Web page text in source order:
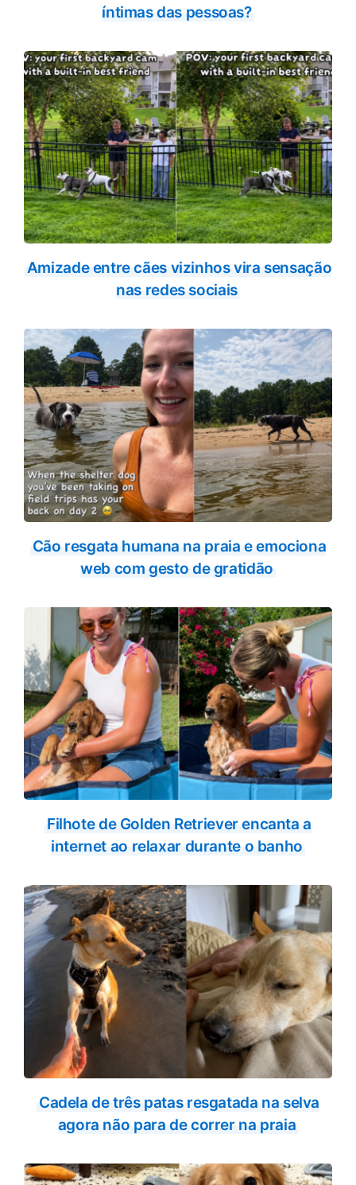
íntimas das pessoas?
Amizade entre cães vizinhos vira sensação
nas redes sociais
Cão resgata humana na praia e emociona
web com gesto de gratidão
Filhote de Golden Retriever encanta a
internet ao relaxar durante o banho
Cadela de três patas resgatada na selva
agora não para de correr na praia